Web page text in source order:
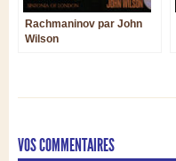
Rachmaninov par John
Wilson
VOS COMMENTAIRES